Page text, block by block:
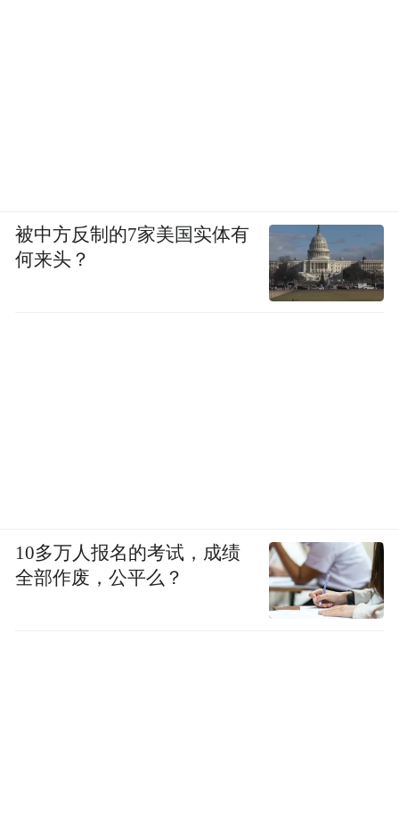
被中方反制的7家美国实体有
何来头？
10多万人报名的考试，成绩
全部作废，公平么？